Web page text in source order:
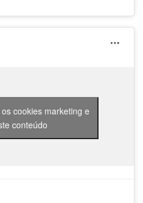
cookies marketing e
conteúdo